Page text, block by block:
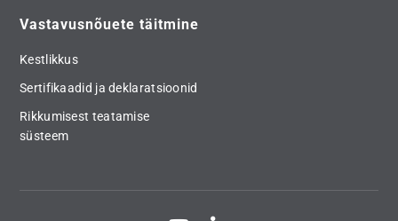
Vastavusnõuete täitmine
Kestlikkus
Sertifikaadid ja deklaratsioonid
Rikkumisest teatamise
süsteem